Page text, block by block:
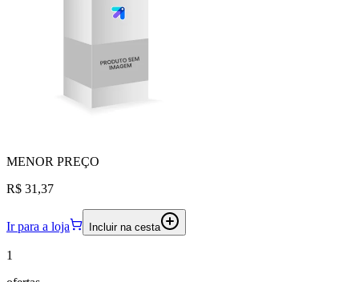
MENOR PREÇO
R$ 31,37
Ir para a loja Incluir na cesta
1